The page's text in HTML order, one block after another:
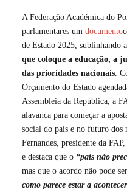
A Federação Académica do
parlamentares um documento
de Estado 2025, sublinhando
que coloque a educação, a
das prioridades nacionais .
Orçamento do Estado
Assembleia da República, a
alavanca para começar a
social do país e no futuro dos
Fernandes, presidente da
e destaca que o “país não
mas que o acordo não pode
como parece estar a